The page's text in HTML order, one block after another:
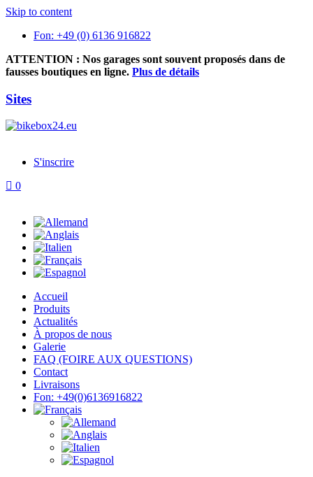
Skip to content
Fon: +49 (0) 6136 916822
ATTENTION : Nos garages sont souvent proposés dans de
fausses boutiques en ligne. Plus de détails
Sites
S'inscrire
0
Accueil
Produits
Actualités
À propos de nous
Galerie
FAQ (FOIRE AUX QUESTIONS)
Contact
Livraisons
Fon: +49(0)6136916822